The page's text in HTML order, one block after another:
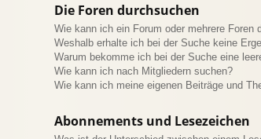
Die Foren durchsuchen
Wie kann ich ein Forum oder mehrere Foren
Weshalb erhalte ich bei der Suche keine
Warum bekomme ich bei der Suche eine
Wie kann ich nach Mitgliedern suchen?
Wie kann ich meine eigenen Beiträge und
Abonnements und Lesezeichen